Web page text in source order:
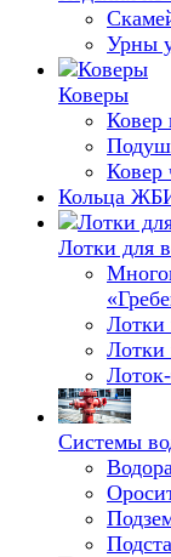
Урны
Коверы
Ковер
Ковер
Кольца
Лотки для
Лотки
Лотки
Системы